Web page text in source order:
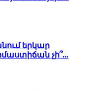
երկար
չի՞...